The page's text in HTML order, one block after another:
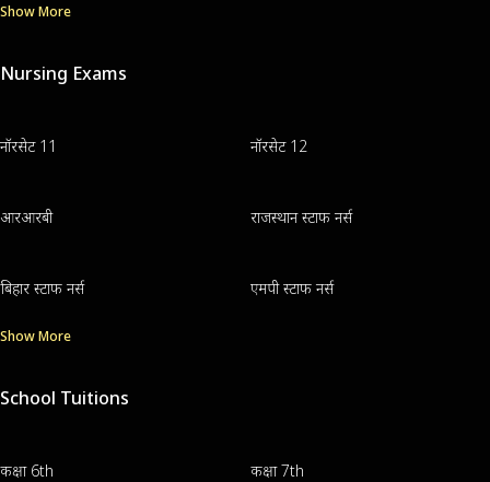
Show More
Nursing Exams
नॉरसेट 11 नॉरसेट 12
आरआरबी राजस्थान स्टाफ नर्स
बिहार स्टाफ नर्स एमपी स्टाफ नर्स
Show More
School Tuitions
कक्षा 6th कक्षा 7th